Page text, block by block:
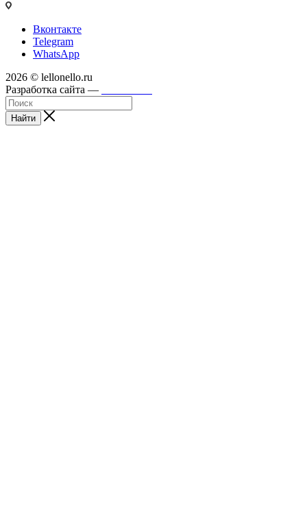
Вконтакте
Telegram
WhatsApp
2026 © lellonello.ru
Разработка сайта —
Найти